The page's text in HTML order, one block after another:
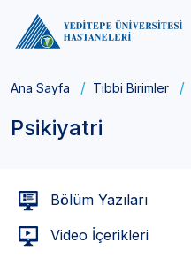
Ana Sayfa Tıbbi Birimler
Psikiyatri
Bölüm Yazıları
Video İçerikleri